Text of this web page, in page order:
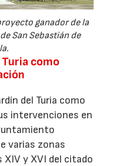
ganador de la
San Sebastián de
Turia como
del Turia como
intervenciones en
varias zonas
y XVI del citado